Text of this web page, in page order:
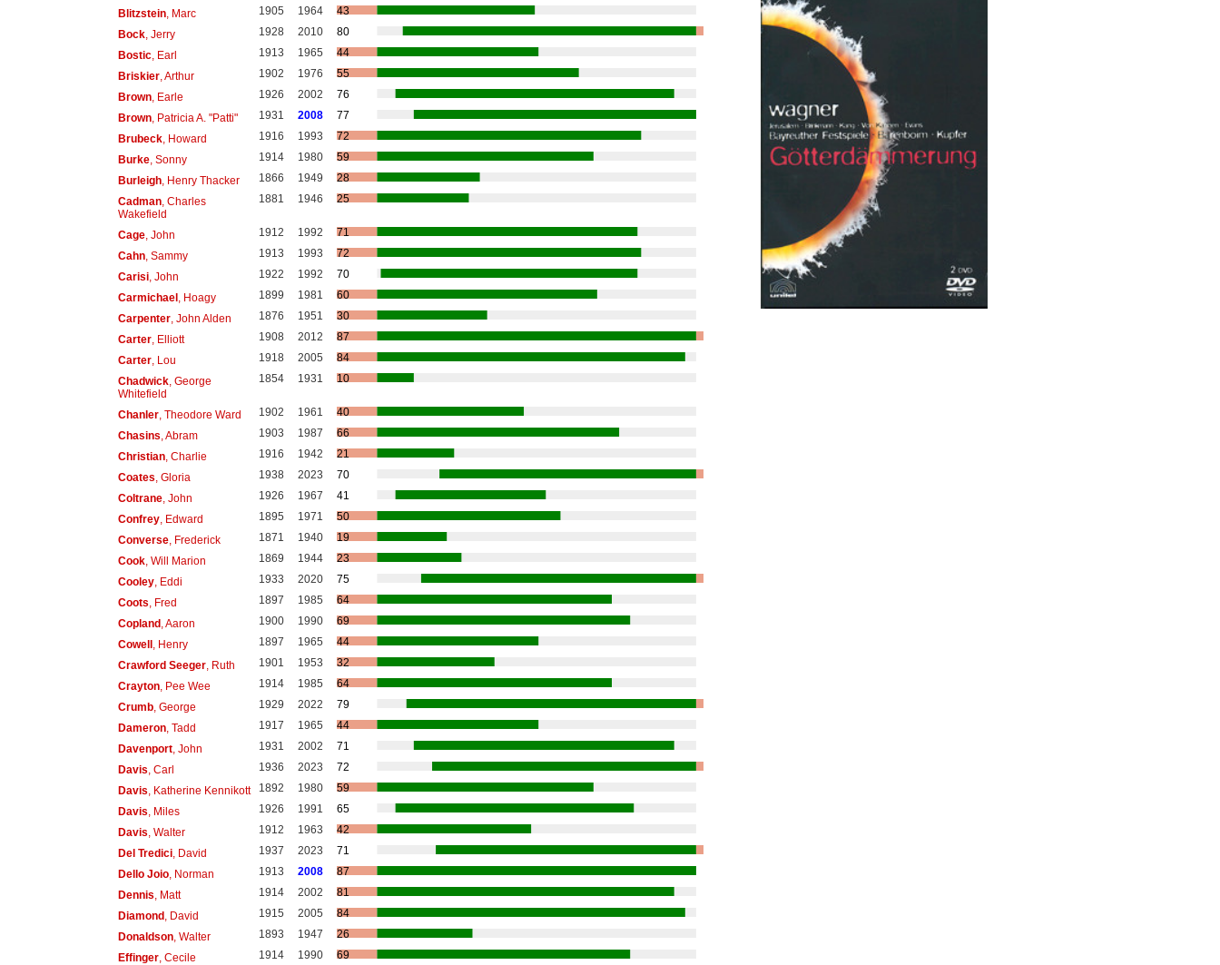
Blitzstein, Marc 1905 1964
43
Bock, Jerry 1928 2010
80
Bostic, Earl 1913 1965
44
Briskier, Arthur 1902 1976
55
Brown, Earle 1926 2002
76
Brown, Patricia A. "Patti" 1931 2008
77
Brubeck, Howard 1916 1993
72
Burke, Sonny 1914 1980
59
Burleigh, Henry Thacker 1866 1949
28
Cadman, Charles
Wakefield
1881 1946 25
Cage, John 1912 1992
71
Cahn, Sammy 1913 1993
72
Carisi, John 1922 1992
70
Carmichael, Hoagy 1899 1981
60
Carpenter, John Alden 1876 1951
30
Carter, Elliott 1908 2012
87
Carter, Lou 1918 2005
84
Chadwick, George
Whitefield
1854 1931 10
Chanler, Theodore Ward 1902 1961
40
Chasins , Abram 1903 1987
66
Christian, Charlie 1916 1942
21
Coates , Gloria 1938 2023
70
Coltrane, John 1926 1967
41
Confrey, Edward 1895 1971
50
Converse, Frederick 1871 1940
19
Cook, Will Marion 1869 1944
23
Cooley, Eddi 1933 2020
75
Coots , Fred 1897 1985
64
Copland, Aaron 1900 1990
69
Cowell, Henry 1897 1965
44
Crawford Seeger, Ruth 1901 1953
32
Crayton, Pee Wee 1914 1985
64
Crumb, George 1929 2022
79
Dameron, Tadd 1917 1965
44
Davenport, John 1931 2002
71
Davis , Carl 1936 2023
72
Davis , Katherine Kennikott 1892 1980
59
Davis , Miles 1926 1991
65
Davis , Walter 1912 1963
42
Del Tredici, David 1937 2023
71
Dello Joio, Norman 1913 2008
87
Dennis , Matt 1914 2002
81
Diamond, David 1915 2005
84
Donaldson, Walter 1893 1947
26
Effinger, Cecile 1914 1990
69